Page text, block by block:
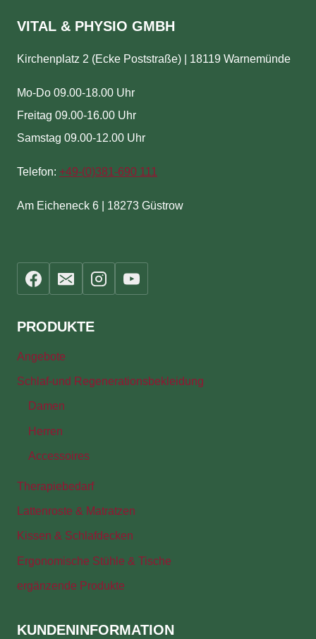
VITAL & PHYSIO GMBH
Kirchenplatz 2 (Ecke Poststraße) | 18119 Warnemünde
Mo-Do 09.00-18.00 Uhr
Freitag 09.00-16.00 Uhr
Samstag 09.00-12.00 Uhr
Telefon: +49-(0)381-690 111
Am Eicheneck 6 | 18273 Güstrow
PRODUKTE
Angebote
Schlaf-und Regenerationsbekleidung
Damen
Herren
Accessoires
Therapiebedarf
Lattenroste & Matratzen
Kissen & Schlafdecken
Ergonomische Stühle & Tische
ergänzende Produkte
KUNDENINFORMATION